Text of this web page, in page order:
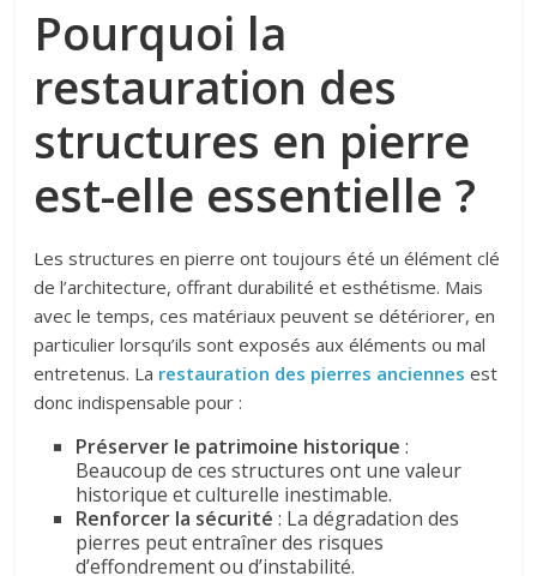
Pourquoi la
restauration des
structures en pierre
est-elle essentielle ?
Les structures en pierre ont toujours été un élément clé
de l’architecture, offrant durabilité et esthétisme. Mais
avec le temps, ces matériaux peuvent se détériorer, en
particulier lorsqu’ils sont exposés aux éléments ou mal
entretenus. La restauration des pierres anciennes est
donc indispensable pour :
Préserver le patrimoine historique :
Beaucoup de ces structures ont une valeur
historique et culturelle inestimable.
Renforcer la sécurité : La dégradation des
pierres peut entraîner des risques
d’effondrement ou d’instabilité.